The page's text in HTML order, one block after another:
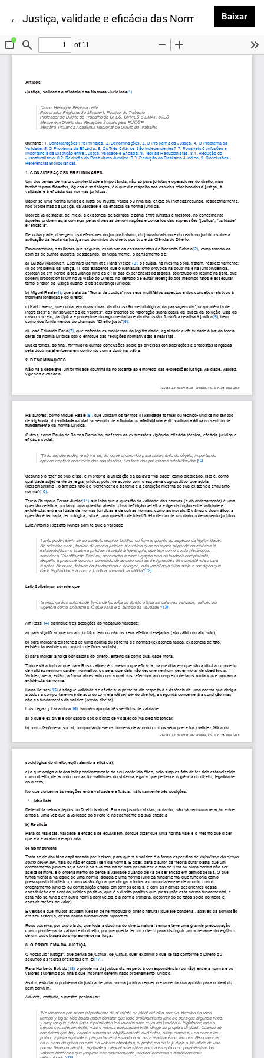
←Voltar aos Detalhes do Artigo
Justiça, validade e eficácia das Normas Jurídicas
Baixar